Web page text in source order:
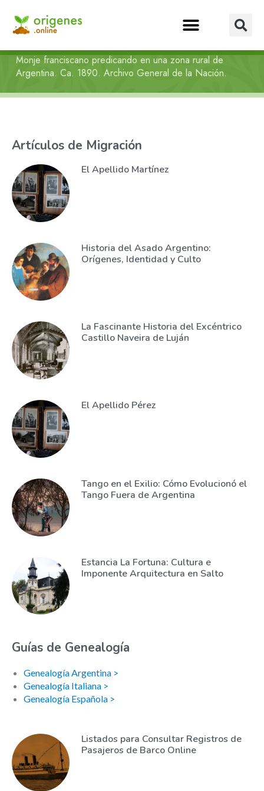
Monje franciscano predicando en una zona rural de
Argentina. Ca. 1890. Archivo General de la Nación.
Artículos de Migración
El Apellido Martínez
Historia del Asado Argentino:
Orígenes, Identidad y Culto
La Fascinante Historia del Excéntrico
Castillo Naveira de Luján
El Apellido Pérez
Tango en el Exilio: Cómo Evolucionó el
Tango Fuera de Argentina
Estancia La Fortuna: Cultura e
Imponente Arquitectura en Salto
Guías de Genealogía
Genealogía Argentina >
Genealogía Italiana >
Genealogía Española >
Listados para Consultar Registros de
Pasajeros de Barco Online